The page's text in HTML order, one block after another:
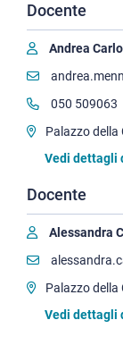
Docente
Andrea
050 509063
Palazzo
Vedi dettagli
Docente
Alessandra
Palazzo della
Vedi dettagli